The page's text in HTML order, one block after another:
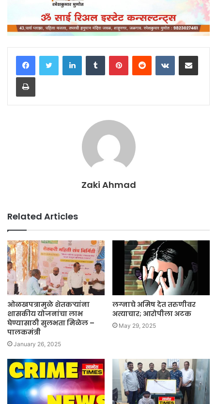
LinkedInTumblr PinterestReddit VKontakteShare via Email
Print
Zaki Ahmad
Related Articles
ओळखपत्रामुळे शेतकऱ्यांना
शासकीय योजनांचा लाभ
घेण्यासाठी सुलभता मिळेल –
पालकमंत्री
January 26, 2025
लग्नाचे अमिष देत तरुणीवर
अत्याचार; आरोपीला अटक
May 29, 2025